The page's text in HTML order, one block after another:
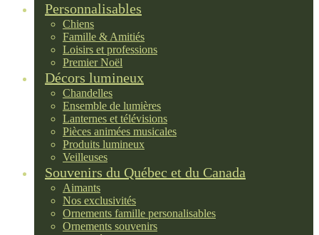
Personnalisables
Chiens
Famille & Amitiés
Loisirs et professions
Premier Noël
Décors lumineux
Chandelles
Ensemble de lumières
Lanternes et télévisions
Pièces animées musicales
Produits lumineux
Veilleuses
Souvenirs du Québec et du Canada
Aimants
Nos exclusivités
Ornements famille personalisables
Ornements souvenirs